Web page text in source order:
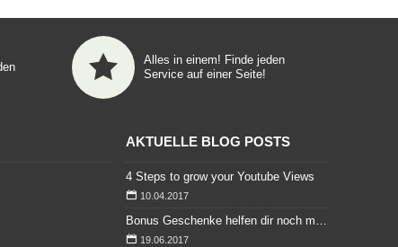
Alles in einem! Finde jeden
Service auf einer Seite!
AKTUELLE BLOG POSTS
4 Steps to grow your Youtube Views
10.04.2017
Bonus Geschenke helfen dir noch mehr zu sparen
19.06.2017